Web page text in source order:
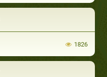
1826